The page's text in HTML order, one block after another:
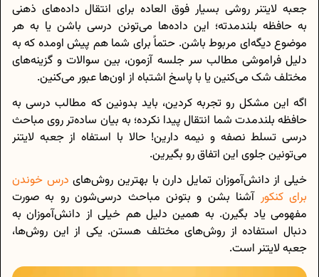
جعبه لایتنر روشی بسیار فوق العاده برای انتقال داده‌های ذهنی
به حافظه بلندمدته؛ این داده‌ها می‌تونن درسی باشن یا به هر
موضوع دیگه‌ای مربوط باشن. حتماً برای شما هم پیش اومده که به
دلیل فراموشی مطالب سر جلسه آزمون، بین سوالات و گزینه‌های
مختلف شک می‌کنین یا با پاسخ اشتباه از اون‌ها عبور می‌کنین.
اگه این مشکل رو تجربه کردین، باید بدونین که مطالب درسی به
حافظه بلندمدت شما انتقال پیدا نکرده؛ به بیان ساده‌تر روی مباحث
درسی تسلط نصفه و نیمه دارین! حالا با استفاه از جعبه لایتنر
می‌تونین جلوی این اتفاق رو بگیرین.
خیلی از دانش‌آموزان تمایل دارن با بهترین روش‌های درس خوندن
برای کنکور آشنا بشن و بتونن مباحث درسی‌شون رو به صورت
مفهومی یاد بگیرن. به همین دلیل هم خیلی از دانش‌آموزان به
دنبال استفاده از روش‌های مختلف هستن. یکی از این روش‌ها،
جعبه لایتنر است.